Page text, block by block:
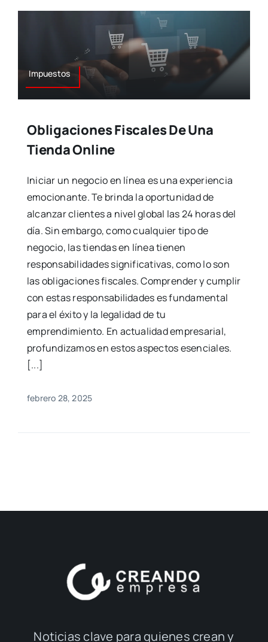
Impuestos
Obligaciones Fiscales De Una
Tienda Online
Iniciar un negocio en línea es una experiencia
emocionante. Te brinda la oportunidad de
alcanzar clientes a nivel global las 24 horas del
día. Sin embargo, como cualquier tipo de
negocio, las tiendas en línea tienen
responsabilidades significativas, como lo son
las obligaciones fiscales. Comprender y cumplir
con estas responsabilidades es fundamental
para el éxito y la legalidad de tu
emprendimiento. En actualidad empresarial,
profundizamos en estos aspectos esenciales.
[...]
febrero 28, 2025
Noticias clave para quienes crean y